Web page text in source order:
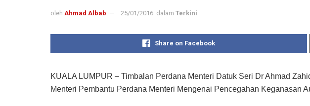
oleh Ahmad Albab 25/01/2016 dalam Terkini
Share on Facebook
KUALA LUMPUR – Timbalan Perdana Menteri Datuk Seri Dr Ahmad
Menteri Pembantu Perdana Menteri Mengenai Pencegahan Keganasan